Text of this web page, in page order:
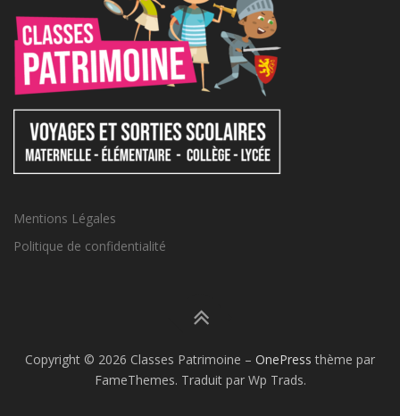
Mentions Légales
Politique de confidentialité
Copyright © 2026 Classes Patrimoine – OnePress thème par
FameThemes. Traduit par Wp Trads.